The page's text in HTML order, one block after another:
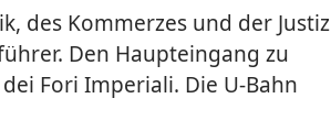
des Kommerzes und der Justiz
Den Haupteingang zu
Fori Imperiali. Die U-Bahn